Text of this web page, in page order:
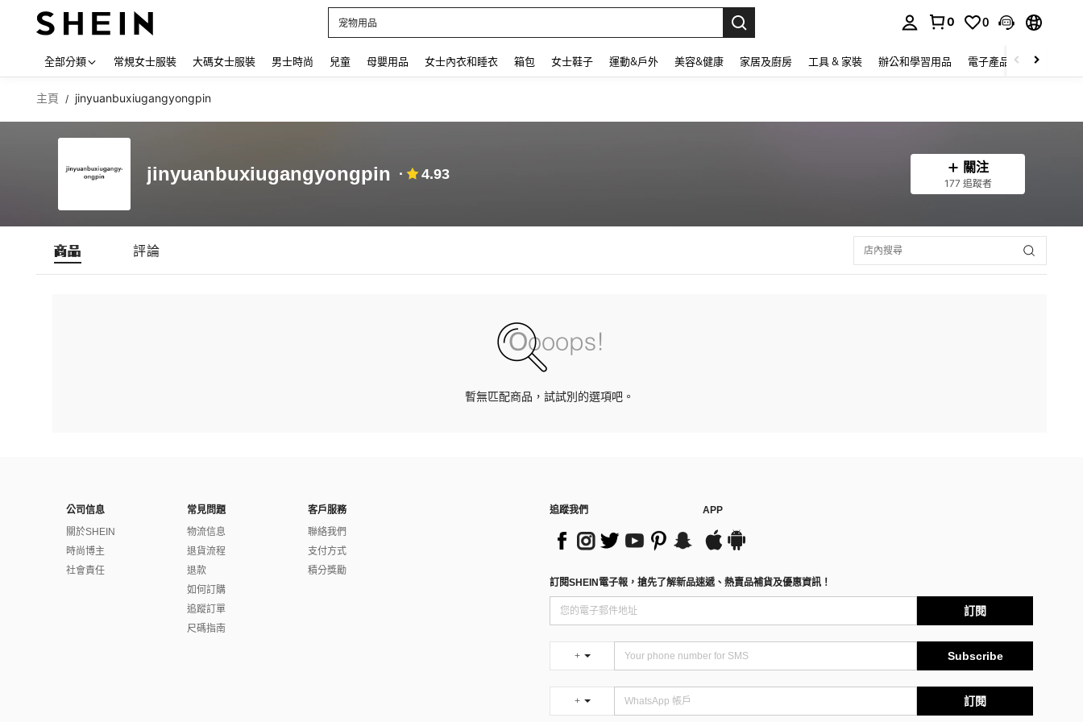
宠物用品
0 0
全部分類 常規女士服裝 大碼女士服裝 男士時尚 兒童 母嬰用品 女士內衣和睡衣 箱包 女士鞋子 運動&戶外 美容&健康 家居及廚房 工具 & 家裝 辦公和學習用品 電子產品 玩具
主頁 / jinyuanbuxiugangyongpin
jinyuanbuxiugangyongpin 4.93 關注
177 追蹤者
商品 評論
暫無匹配商品，試試別的選項吧。
公司信息
關於SHEIN
時尚博主
社會責任
常見問題
物流信息
退貨流程
退款
如何訂購
追蹤訂單
尺碼指南
客戶服務
聯絡我們
支付方式
積分獎勵
追蹤我們 APP
訂閱SHEIN電子報，搶先了解新品速遞、熱賣品補貨及優惠資訊！
訂閱
+ Subscribe
+ 訂閱